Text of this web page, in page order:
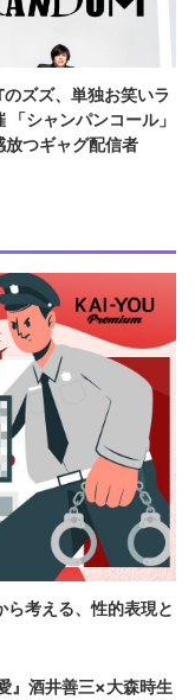
ズズ、単独お笑いラ
「シャンパンコール」
放つギャグ配信者
ら考える、性的表現と
』酒井善三×大森時生